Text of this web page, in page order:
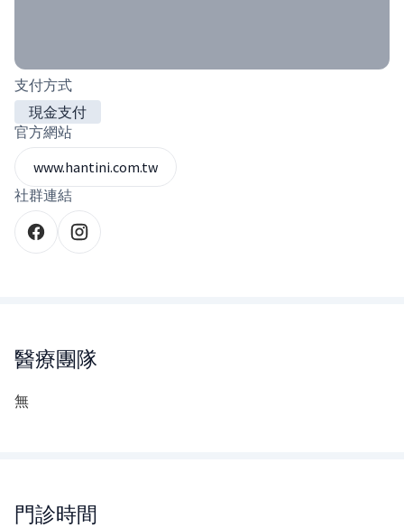
支付方式
現金支付
官方網站
www.hantini.com.tw
社群連結
醫療團隊
無
門診時間